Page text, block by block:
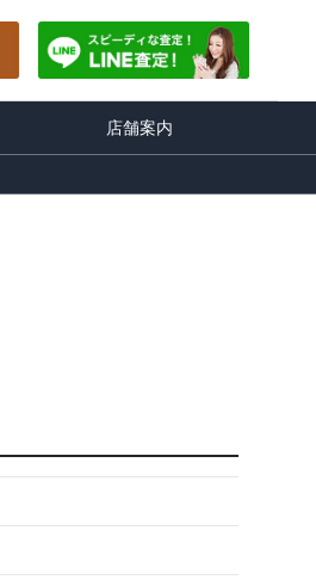
店舗案内